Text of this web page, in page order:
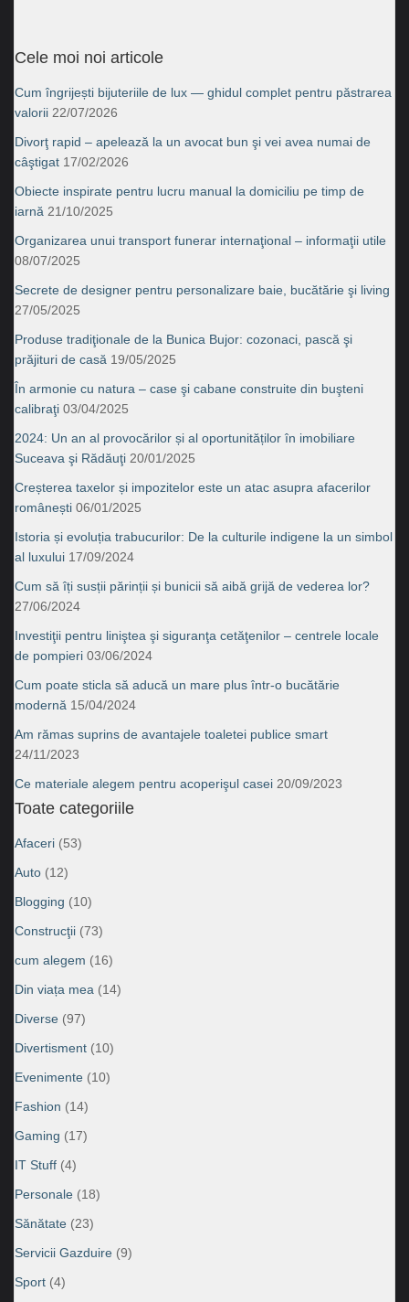
Cele moi noi articole
Cum îngrijești bijuteriile de lux — ghidul complet pentru păstrarea
valorii 22/07/2026
Divorţ rapid – apelează la un avocat bun şi vei avea numai de
câştigat 17/02/2026
Obiecte inspirate pentru lucru manual la domiciliu pe timp de
iarnă 21/10/2025
Organizarea unui transport funerar internaţional – informaţii utile
08/07/2025
Secrete de designer pentru personalizare baie, bucătărie şi living
27/05/2025
Produse tradiţionale de la Bunica Bujor: cozonaci, pască şi
prăjituri de casă 19/05/2025
În armonie cu natura – case şi cabane construite din buşteni
calibraţi 03/04/2025
2024: Un an al provocărilor și al oportunităților în imobiliare
Suceava şi Rădăuţi 20/01/2025
Creșterea taxelor și impozitelor este un atac asupra afacerilor
românești 06/01/2025
Istoria și evoluția trabucurilor: De la culturile indigene la un simbol
al luxului 17/09/2024
Cum să îți susții părinții și bunicii să aibă grijă de vederea lor?
27/06/2024
Investiţii pentru liniştea şi siguranţa cetăţenilor – centrele locale
de pompieri 03/06/2024
Cum poate sticla să aducă un mare plus într-o bucătărie
modernă 15/04/2024
Am rămas suprins de avantajele toaletei publice smart
24/11/2023
Ce materiale alegem pentru acoperişul casei 20/09/2023
Toate categoriile
Afaceri (53)
Auto (12)
Blogging (10)
Construcţii (73)
cum alegem (16)
Din viața mea (14)
Diverse (97)
Divertisment (10)
Evenimente (10)
Fashion (14)
Gaming (17)
IT Stuff (4)
Personale (18)
Sănătate (23)
Servicii Gazduire (9)
Sport (4)